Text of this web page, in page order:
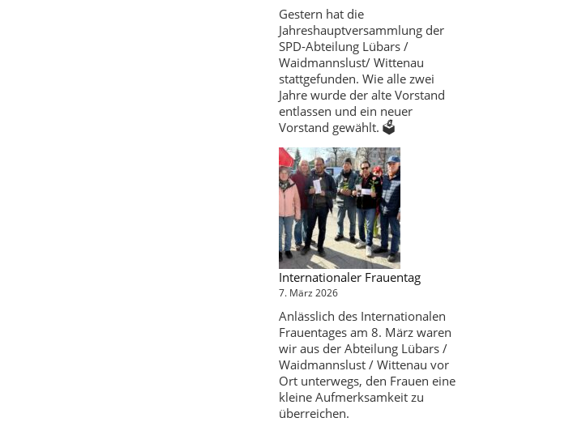
Gestern hat die
Jahreshauptversammlung der
SPD-Abteilung Lübars /
Waidmannslust/ Wittenau
stattgefunden. Wie alle zwei
Jahre wurde der alte Vorstand
entlassen und ein neuer
Vorstand gewählt. 🗳️
Internationaler Frauentag
7. März 2026
Anlässlich des Internationalen
Frauentages am 8. März waren
wir aus der Abteilung Lübars /
Waidmannslust / Wittenau vor
Ort unterwegs, den Frauen eine
kleine Aufmerksamkeit zu
überreichen.